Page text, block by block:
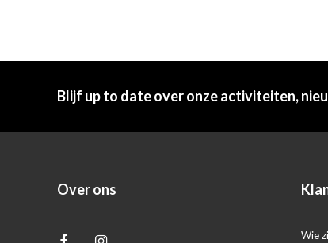
Blijf up to date over onze activiteiten,
Over ons
Wie